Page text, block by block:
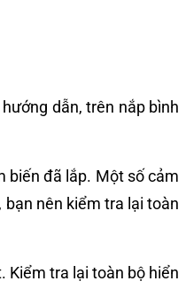
dẫn, trên nắp bình
biến đã lắp. Một số cảm
bạn nên kiểm tra lại toàn
Kiểm tra lại toàn bộ hiển